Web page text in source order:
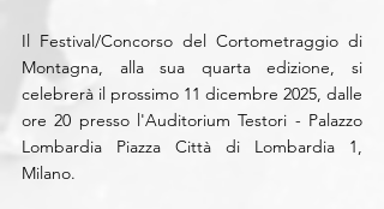
Il Festival/Concorso del Cortometraggio di
Montagna, alla sua quarta edizione, si
celebrerà il prossimo 11 dicembre 2025, dalle
ore 20 presso l'Auditorium Testori - Palazzo
Lombardia Piazza Città di Lombardia 1,
Milano.